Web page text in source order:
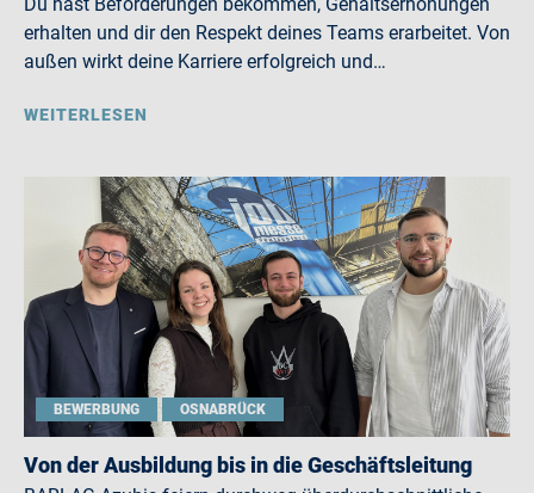
erhalten und dir den Respekt deines Teams erarbeitet. Von
außen wirkt deine Karriere erfolgreich und…
WEITERLESEN
BEWERBUNG OSNABRÜCK
Von der Ausbildung bis in die Geschäftsleitung